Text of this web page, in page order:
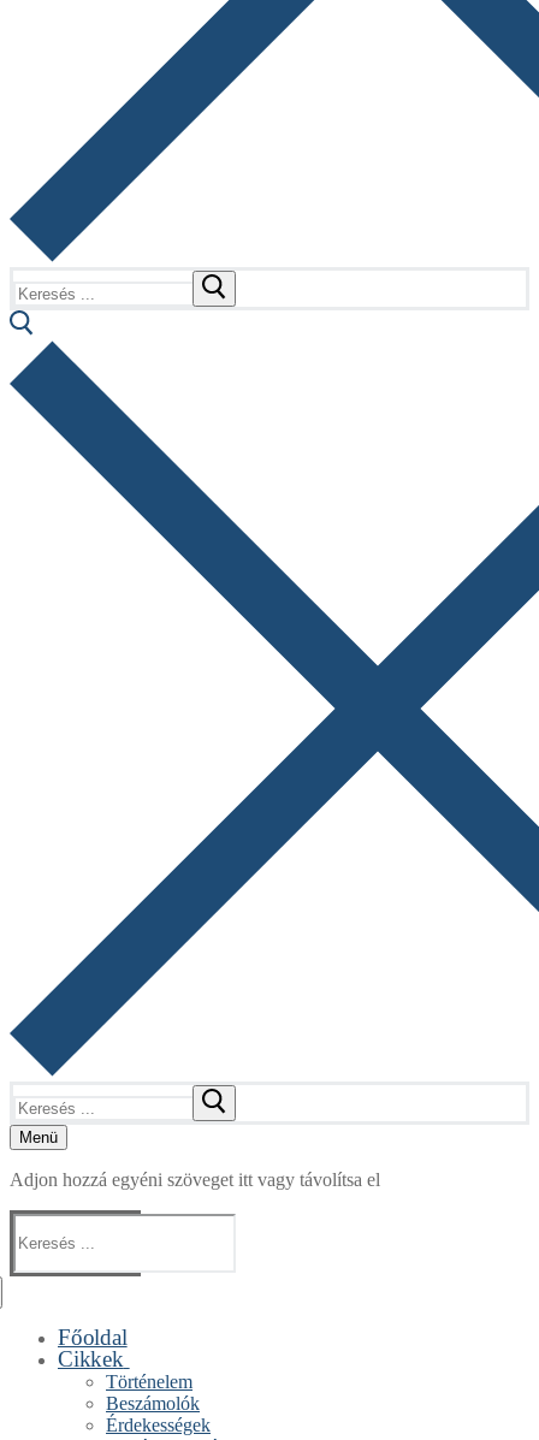
Menü
Adjon hozzá egyéni szöveget itt vagy távolítsa el
Keresése:
Főoldal
Cikkek
Történelem
Beszámolók
Érdekességek